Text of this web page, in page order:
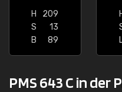
H
209
S
13
B
89
PMS 643 C in der